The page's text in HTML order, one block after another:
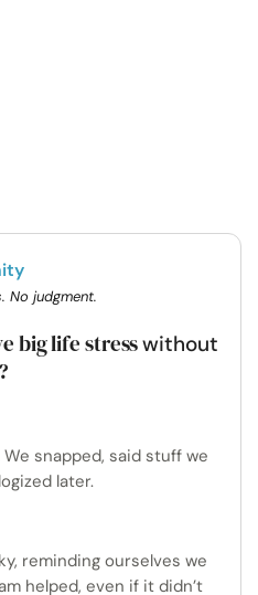
No judgment.
big life stresswithout
We snapped, said stuff we
later.
reminding ourselves we
helped, even if it didn’t